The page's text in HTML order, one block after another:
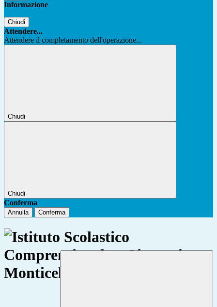
Informazione
Chiudi
Attendere...
Attendere il completamento dell'operazione...
Chiudi
Chiudi
Conferma
Annulla Conferma